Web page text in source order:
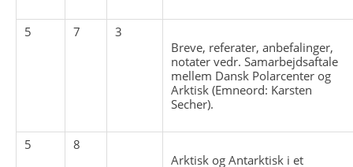
5 7
3
Breve, referater, anbefalinger,
notater vedr. Samarbejdsaftale
mellem Dansk Polarcenter og
Arktisk (Emneord: Karsten
Secher).
5
8
Arktisk og Antarktisk i et